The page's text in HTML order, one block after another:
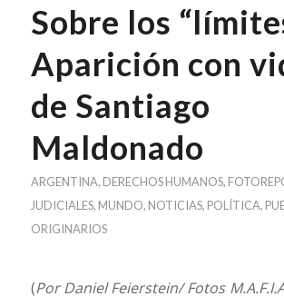
Sobre los
Aparición con
de Santiago
Maldonado
ARGENTINA, DERECHOS HUMANOS,
JUDICIALES, MUNDO, NOTICIAS, POLÍTICA,
ORIGINARIOS
(Por Daniel Feierstein/ Fotos